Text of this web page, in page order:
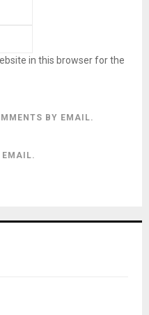
in this browser for the
BY EMAIL.
EMAIL.